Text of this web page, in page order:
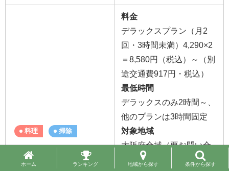
料理 掃除
料金
デラックスプラン（月2
回・3時間未満）4,290×2
＝8,580円（税込）～
（別
途交通費917円・税込）
最低時間
デラックスのみ2時間～、
他のプランは3時間固定
対象地域
大阪府全域（要お問い合
わせ）